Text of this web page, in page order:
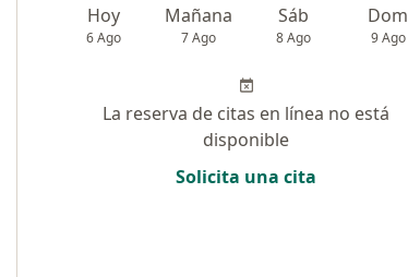
Hoy
6 Ago
Mañana
7 Ago
Sáb
8 Ago
Dom
9 Ago
La reserva de citas en línea no está
disponible
Solicita una cita